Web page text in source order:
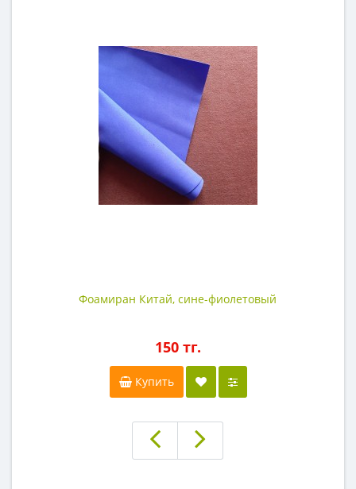
Фоамиран Китай, сине-фиолетовый
150 тг.
Купить